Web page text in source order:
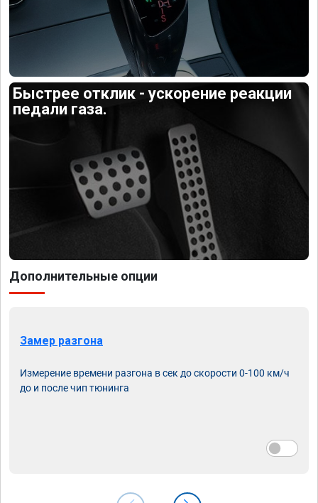
Быстрее отклик - ускорение реакции
педали газа.
Дополнительные опции
Замер разгона
Измерение времени разгона в сек до скорости 0-100 км/ч
до и после чип тюнинга